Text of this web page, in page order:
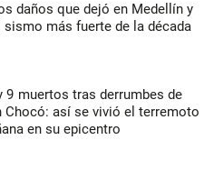
daños que dejó en Medellín y
más fuerte de la década
9 muertos tras derrumbes de
Chocó: así se vivió el terremoto
en su epicentro